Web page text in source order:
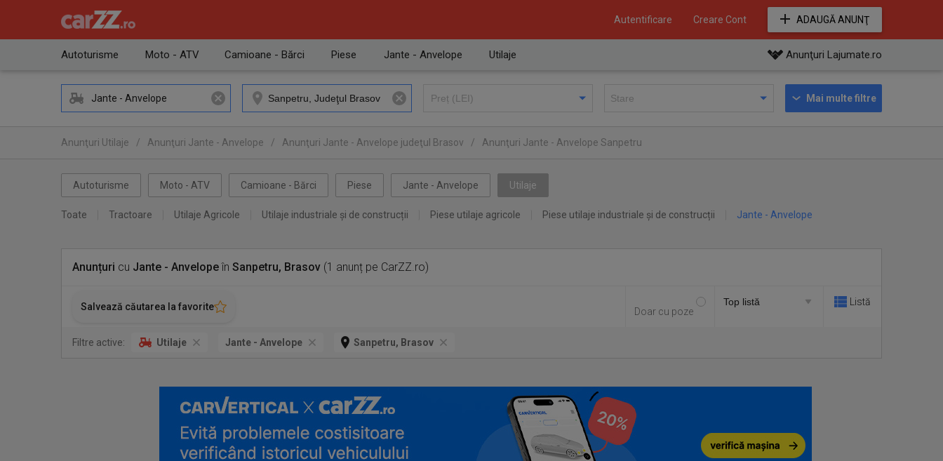
Autentificare Creare Cont ADAUGĂ ANUNŢ
Autoturisme Moto - ATV Camioane - Bărci Piese Jante - Anvelope Utilaje Anunţuri Lajumate.ro
Jante - Anvelope Mai multe filtre
Anunţuri Utilaje / Anunţuri Jante - Anvelope / Anunţuri Jante - Anvelope judeţul Brasov / Anunţuri Jante - Anvelope Sanpetru
Autoturisme Moto - ATV Camioane - Bărci Piese Jante - Anvelope Utilaje
Toate Tractoare Utilaje Agricole Utilaje industriale și de construcții Piese utilaje agricole Piese utilaje industriale și de construcții Jante - Anvelope
Anunțuri cu Jante - Anvelopeîn Sanpetru, Brasov (1 anunț pe CarZZ.ro)
Salvează căutarea la favorite Doar cu poze
Listă
Filtre active: Utilaje Jante - Anvelope Sanpetru, Brasov